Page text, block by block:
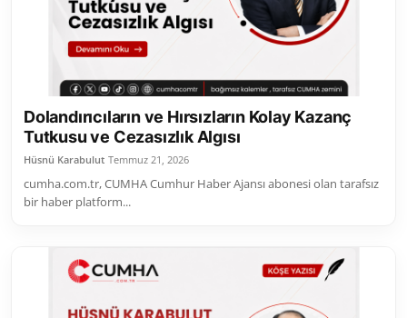
Dolandırıcıların ve Hırsızların Kolay Kazanç
Tutkusu ve Cezasızlık Algısı
Hüsnü Karabulut Temmuz 21, 2026
cumha.com.tr, CUMHA Cumhur Haber Ajansı abonesi olan tarafsız
bir haber platform...